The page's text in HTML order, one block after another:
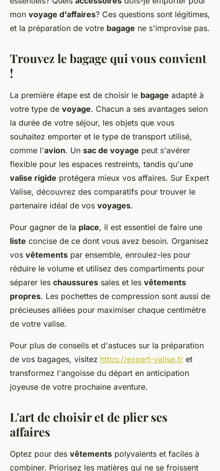
mon voyage d'affaires? Ces questions sont légitimes,
et la préparation de votre bagage ne s'improvise pas.
Trouvez le bagage qui vous convient
!
La première étape est de choisir le bagage adapté à
votre type de voyage. Chacun a ses avantages selon
la durée de votre séjour, les objets que vous
souhaitez emporter et le type de transport utilisé,
comme l'avion. Un sac de voyage peut s'avérer
flexible pour les espaces restreints, tandis qu'une
valise rigide protégera mieux vos affaires. Sur Expert
Valise, découvrez des comparatifs pour trouver le
partenaire idéal de vos voyages.
Pour gagner de la place, il est essentiel de faire une
liste concise de ce dont vous avez besoin. Organisez
vos vêtements par ensemble, enroulez-les pour
réduire le volume et utilisez des compartiments pour
séparer les chaussures sales et les vêtements
propres. Les pochettes de compression sont aussi de
précieuses alliées pour maximiser chaque centimètre
de votre valise.
Pour plus de conseils et d'astuces sur la préparation
de vos bagages, visitez https://expert-valise.fr et
transformez l'angoisse du départ en anticipation
joyeuse de votre prochaine aventure.
L'art de choisir et de plier ses
affaires
Optez pour des vêtements polyvalents et faciles à
combiner. Priorisez les matières qui ne se froissent